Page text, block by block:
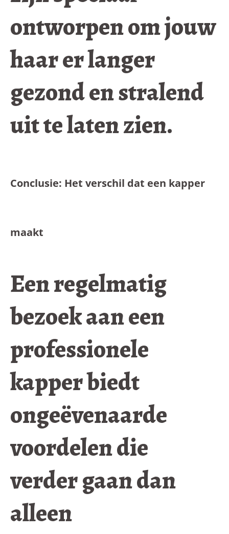
ontworpen om jouw
haar er langer
gezond en stralend
uit te laten zien.
Conclusie: Het verschil dat een kapper
maakt
Een regelmatig
bezoek aan een
professionele
kapper biedt
ongeëvenaarde
voordelen die
verder gaan dan
alleen